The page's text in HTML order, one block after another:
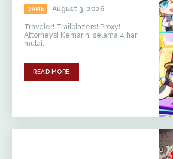
GAME August 3, 2026
Traveler! Trailblazers! Proxy!
Attorneys! Kemarin, selama 4 hari
mulai...
READ MORE